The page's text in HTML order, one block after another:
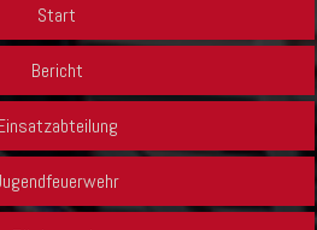
Start
Bericht